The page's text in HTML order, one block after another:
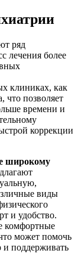
ряд
лечения более
клиниках, как
что позволяет
времени и
коррекции
широкому
виды
и удобство.
комфортные
может помочь
и поддерживать